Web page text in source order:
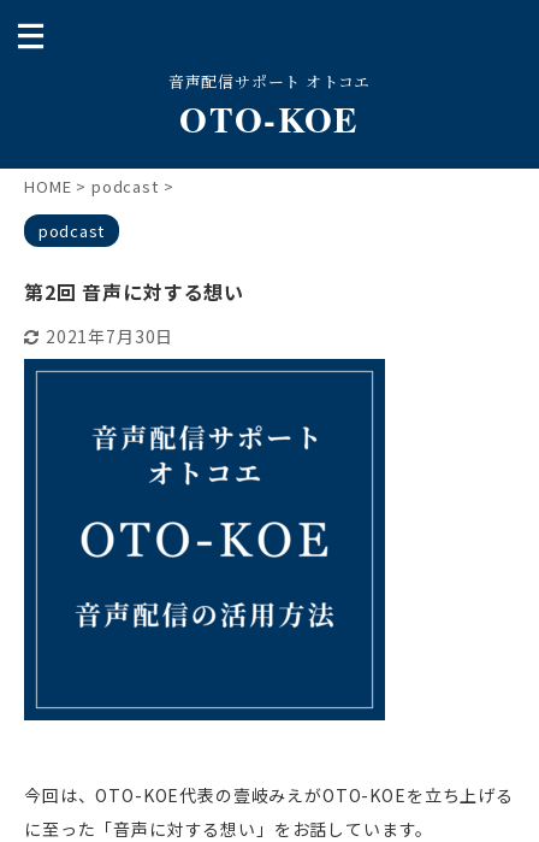
音声配信サポート オトコエ
OTO-KOE
HOME > podcast >
podcast
第2回 音声に対する想い
2021年7月30日
今回は、OTO-KOE代表の壹岐みえがOTO-KOEを立ち上げる
に至った「音声に対する想い」をお話しています。